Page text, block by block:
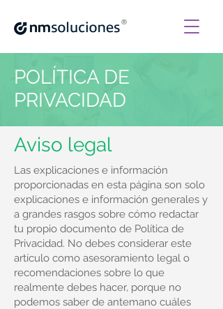
®
POLÍTICA DE
PRIVACIDAD
Aviso legal
Las explicaciones e información
proporcionadas en esta página son solo
explicaciones e información generales y
a grandes rasgos sobre cómo redactar
tu propio documento de Política de
Privacidad. No debes considerar este
artículo como asesoramiento legal o
recomendaciones sobre lo que
realmente debes hacer, porque no
podemos saber de antemano cuáles